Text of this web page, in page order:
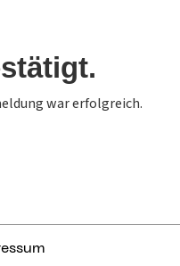
war erfolgreich.